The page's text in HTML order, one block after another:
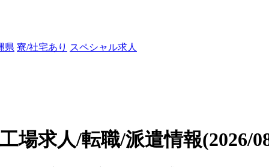
県 寮/社宅あり スペシャル求人
場求人/転職/派遣情報(2026/